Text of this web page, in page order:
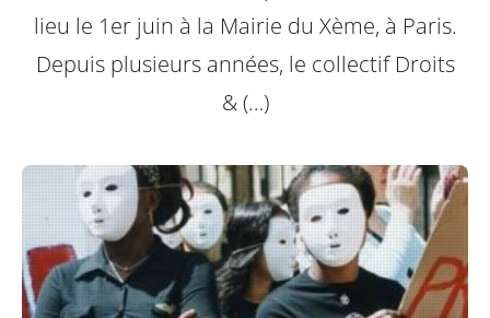
lieu le 1er juin à la Mairie du Xème, à Paris.
Depuis plusieurs années, le collectif Droits
& (…)